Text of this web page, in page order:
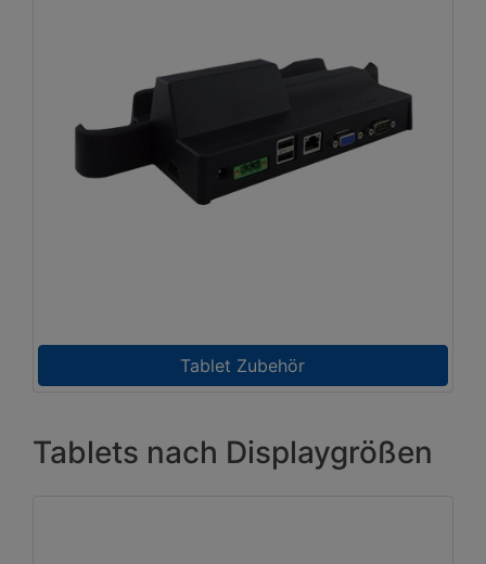
Tablet Zubehör
Tablets nach Displaygrößen